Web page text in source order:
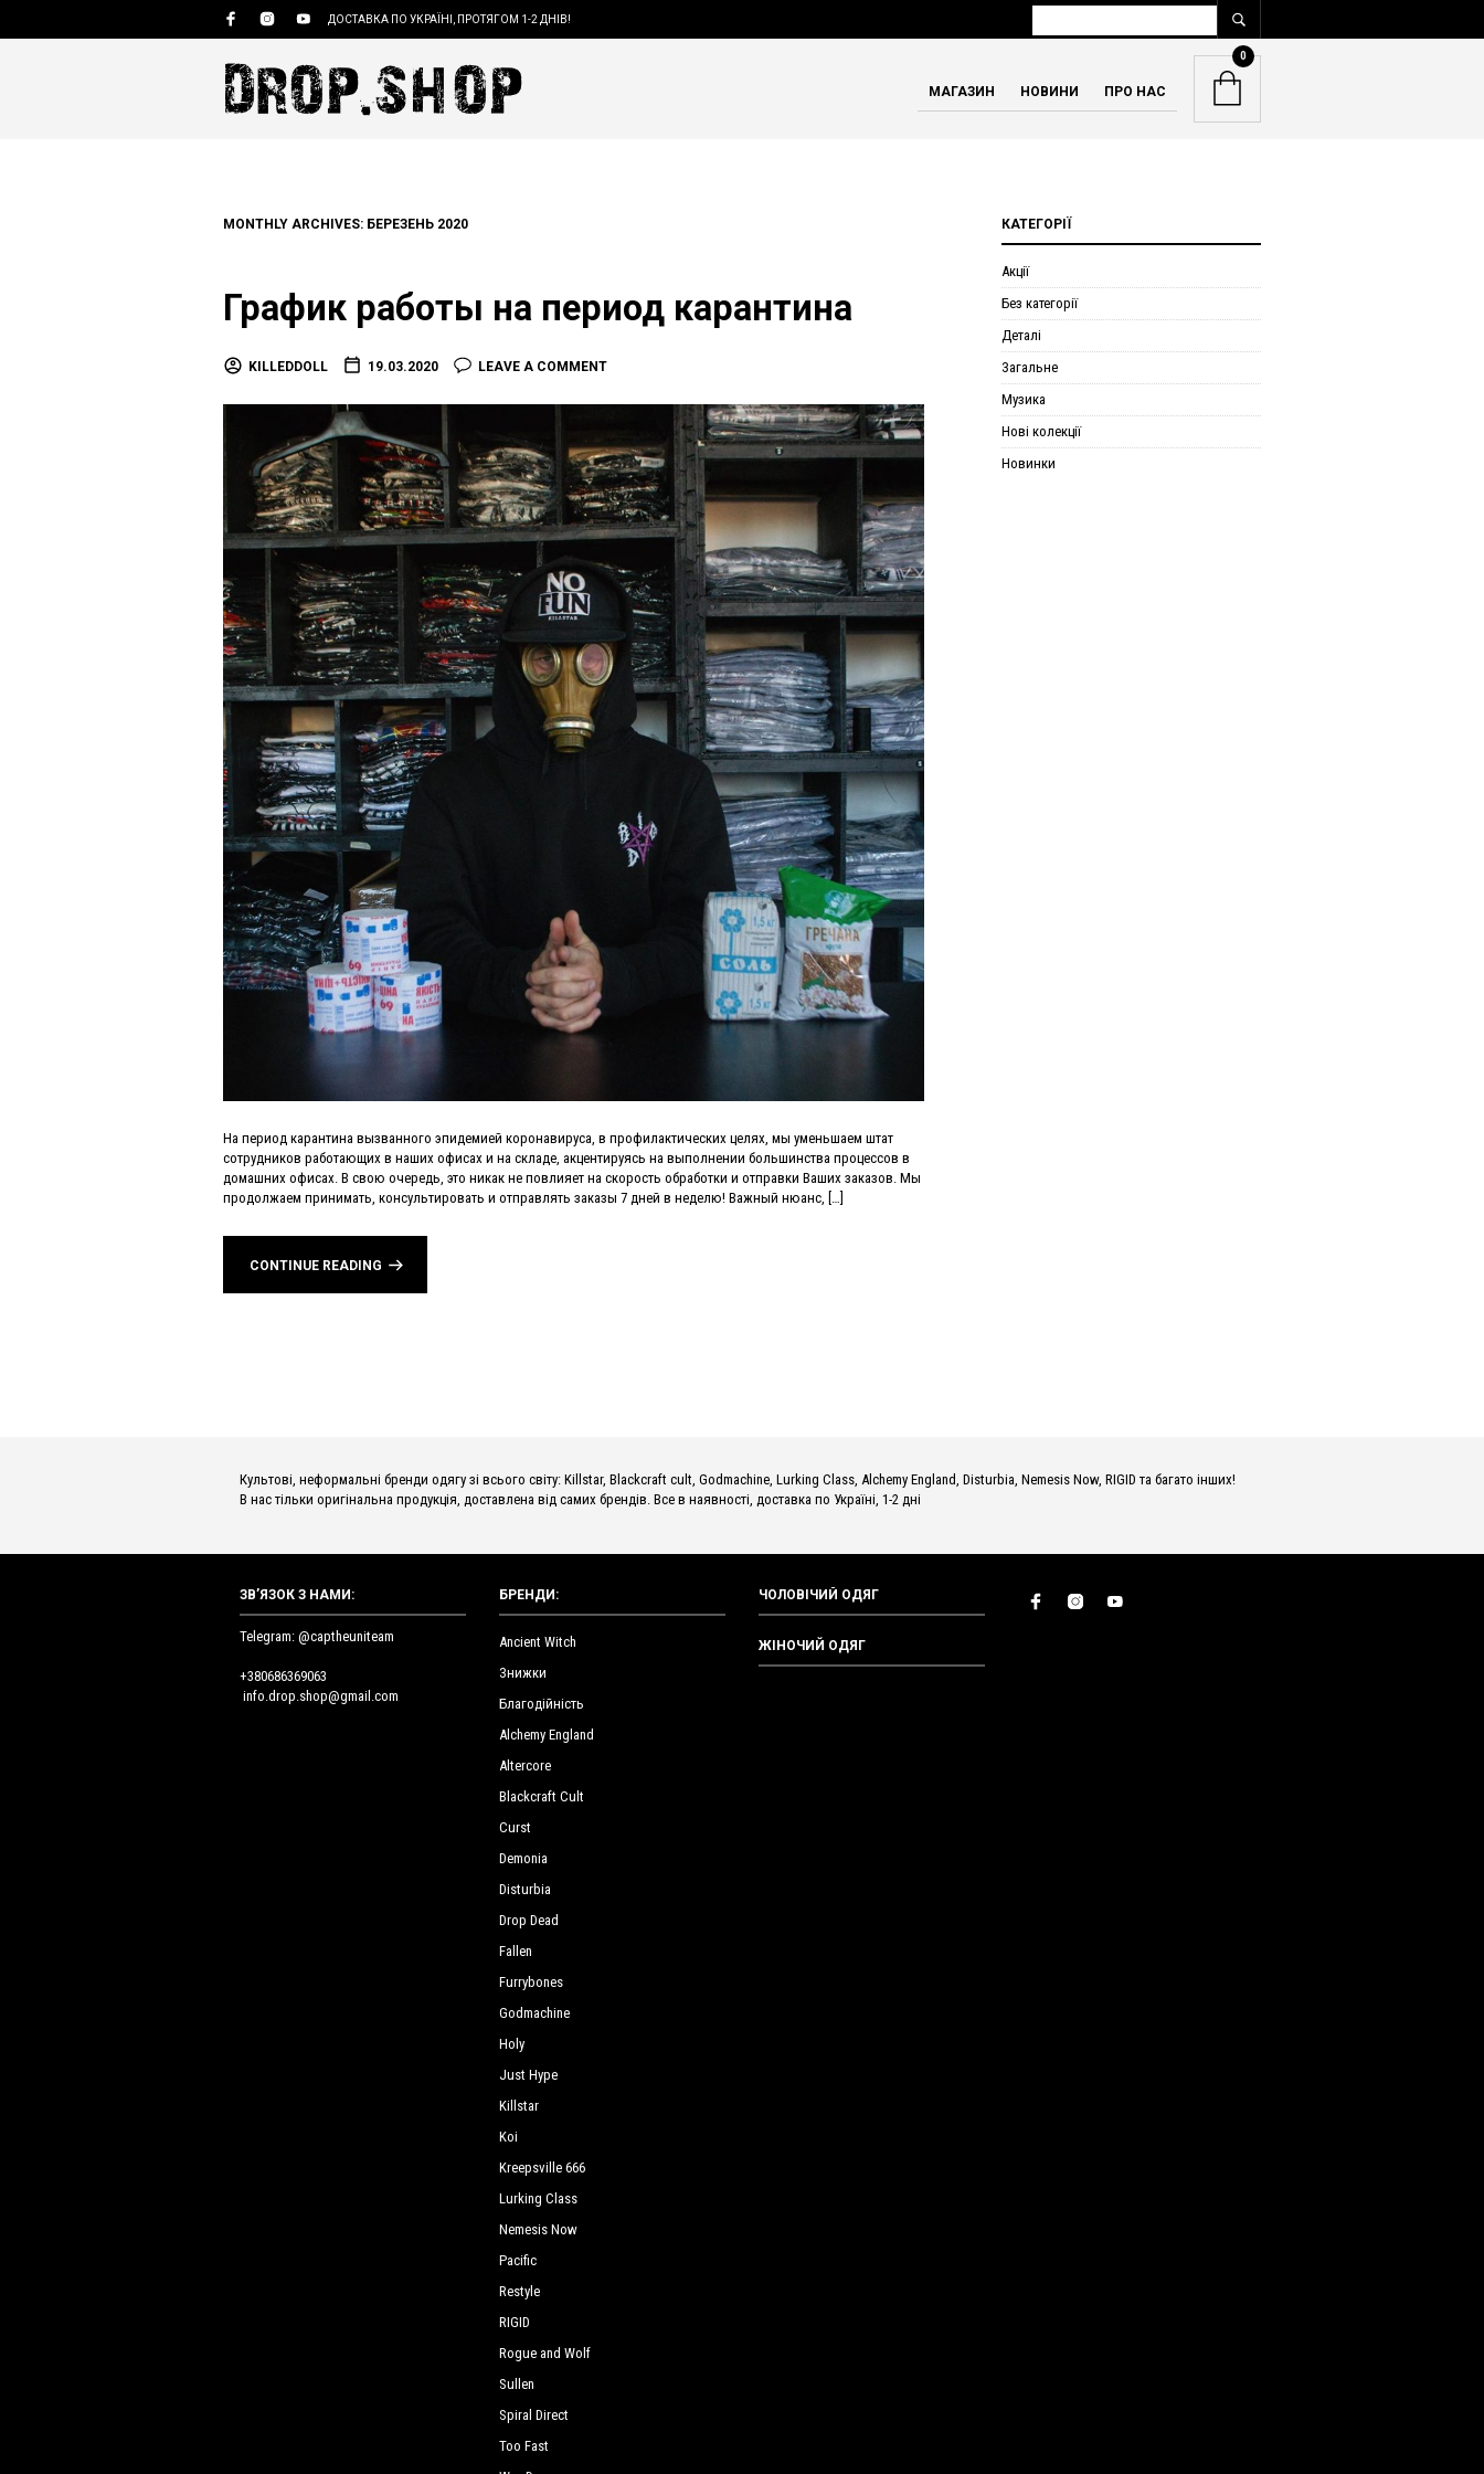
ДОСТАВКА ПО УКРАЇНІ, ПРОТЯГОМ 1-2 ДНІВ!
МАГАЗИН НОВИНИ ПРО НАС
0
MONTHLY ARCHIVES: БЕРЕЗЕНЬ 2020
График работы на период карантина
KILLEDDOLL 19.03.2020 LEAVE A COMMENT
На период карантина вызванного эпидемией коронавируса, в профилактических целях, мы уменьшаем штат
сотрудников работающих в наших офисах и на складе, акцентируясь на выполнении большинства процессов в
домашних офисах. В свою очередь, это никак не повлияет на скорость обработки и отправки Ваших заказов. Мы
продолжаем принимать, консультировать и отправлять заказы 7 дней в неделю! Важный нюанс, […]
CONTINUE READING
КАТЕГОРІЇ
Акції
Без категорії
Деталі
Загальне
Музика
Нові колекції
Новинки
Культові, неформальні бренди одягу зі всього світу: Killstar, Blackcraft cult, Godmachine, Lurking Class, Alchemy England, Disturbia, Nemesis Now, RIGID та багато інших!
В нас тільки оригінальна продукція, доставлена від самих брендів. Все в наявності, доставка по Україні, 1-2 дні
ЗВ’ЯЗОК З НАМИ:
Telegram: @captheuniteam
+380686369063
info.drop.shop@gmail.com
БРЕНДИ:
Ancient Witch
Знижки
Благодійність
Alchemy England
Altercore
Blackcraft Cult
Curst
Demonia
Disturbia
Drop Dead
Fallen
Furrybones
Godmachine
Holy
Just Hype
Killstar
Koi
Kreepsville 666
Lurking Сlass
Nemesis Now
Pacific
Restyle
RIGID
Rogue and Wolf
Sullen
Spiral Direct
Too Fast
ЧОЛОВІЧИЙ ОДЯГ
ЖІНОЧИЙ ОДЯГ